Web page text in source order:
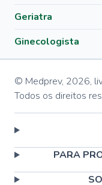
Geriatra
Ginecologista
© Medprev, 2026,
Todos os direitos
PARA